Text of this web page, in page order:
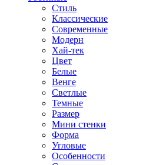
Стиль
Классические
Современные
Модерн
Хай-тек
Цвет
Белые
Венге
Светлые
Темные
Размер
Мини стенки
Форма
Угловые
Особенности